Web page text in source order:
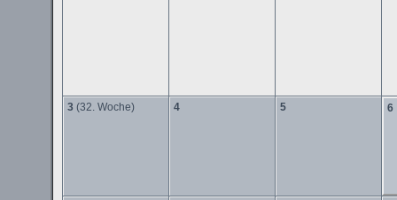
3 (32. Woche) 4 5 6